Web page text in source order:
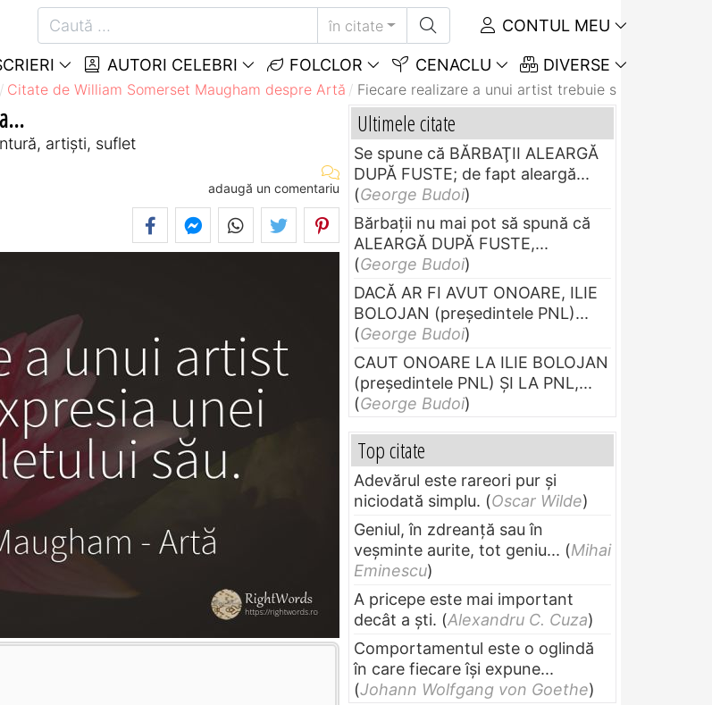
în citate CONTUL MEU
AUTORI CELEBRI FOLCLOR CENACLU DIVERSE
Citate de William Somerset Maugham despre Artă Fiecare realizare a unui artist trebuie să fie
artiști, suflet
adaugă un comentariu
Ultimele citate
Se spune că BĂRBAŢII ALEARGĂ
DUPĂ FUSTE; de fapt aleargă...
(George Budoi)
Bărbaţii nu mai pot să spună că
ALEARGĂ DUPĂ FUSTE,...
(George Budoi)
DACĂ AR FI AVUT ONOARE, ILIE
BOLOJAN (preşedintele PNL)...
(George Budoi)
CAUT ONOARE LA ILIE BOLOJAN
(preşedintele PNL) ŞI LA PNL,...
(George Budoi)
Top citate
Adevărul este rareori pur și
niciodată simplu. (Oscar Wilde)
Geniul, în zdreanţă sau în
veşminte aurite, tot geniu... (Mihai
Eminescu)
A pricepe este mai important
decât a ști. (Alexandru C. Cuza)
Comportamentul este o oglindă
în care fiecare își expune...
(Johann Wolfgang von Goethe)